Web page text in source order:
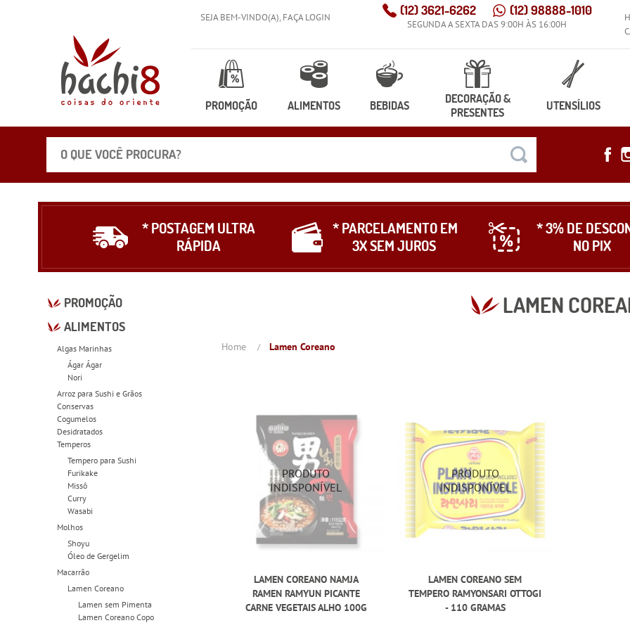
SEJA BEM-VINDO(A), FAÇA LOGIN (12)3621-6262 (12)98888-1010
SEGUNDA A SEXTA DAS 9:00H ÀS 16:00H
PROMOÇÃO ALIMENTOS BEBIDAS
DECORAÇÃO &
PRESENTES
UTENSÍLIOS
* POSTAGEM ULTRA
RÁPIDA
* PARCELAMENTO EM
3X SEM JUROS
* 3% DE
NO PIX
PROMOÇÃO
ALIMENTOS
Algas Marinhas
Ágar Ágar
Nori
Arroz para Sushi e Grãos
Conservas
Cogumelos
Desidratados
Temperos
Tempero para Sushi
Furikake
Missô
Curry
Wasabi
Molhos
Shoyu
Óleo de Gergelim
Macarrão
Lamen Coreano
Lamen sem Pimenta
Lamen Coreano Copo
LAMEN
Home Lamen Coreano
LAMEN COREANO NAMJA
RAMEN RAMYUN PICANTE
CARNE VEGETAIS ALHO 100G
LAMEN COREANO SEM
TEMPERO RAMYONSARI OTTOGI
- 110 GRAMAS